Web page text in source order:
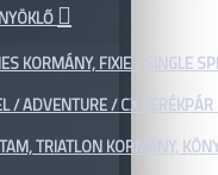
KORMÁNY, FIXIE / SINGLE
/ ADVENTURE / CX
TRIATLON KORMÁNY,